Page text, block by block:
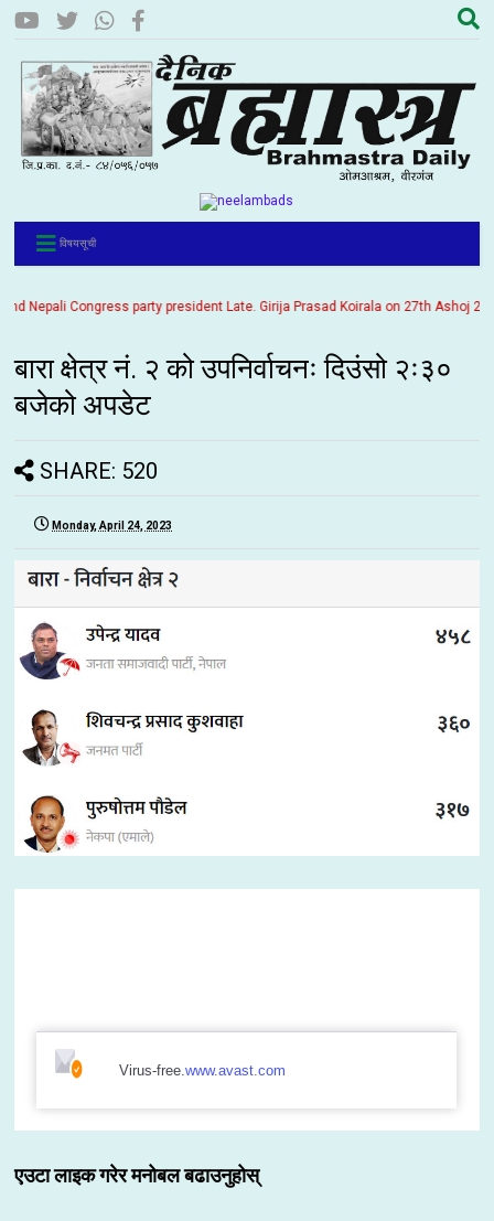
विषयसूची
Congress party president Late. Girija Prasad Koirala on 27th Ashoj
बारा क्षेत्र नं. २ को उपनिर्वाचनः दिउंसो २ः३०
बजेको अपडेट
SHARE: 520
Monday, April 24, 2023
Virus-free.www.avast.com
एउटा लाइक गरेर मनोबल बढाउनुहोस्